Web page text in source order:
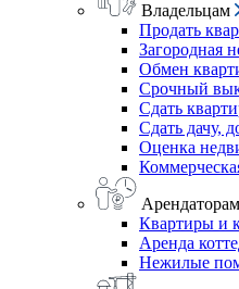
Владельцам
Продать
Загородная
Обмен
Срочный
Сдать
Сдать дачу,
Оценка
Арендаторам
Квартиры и
Аренда
Нежилые